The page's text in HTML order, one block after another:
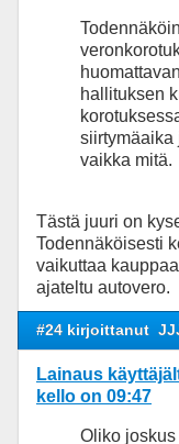
hallituksen
siirtymäaika
vaikka mitä.
Tästä juuri on
Todennäköisesti
vaikuttaa
ajateltu autovero.
#24 kirjoittanut
Lainaus
kello on 09:47
Oliko